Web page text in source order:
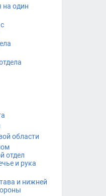
на один
области
отдел
и рука
и нижней